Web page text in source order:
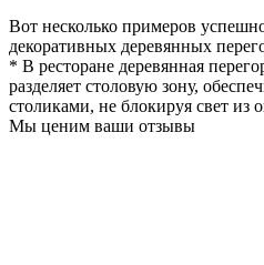
Вот несколько примеров
декоративных деревянных
* В ресторане деревянная
разделяет столовую зону,
столиками, не блокируя свет из
Мы ценим ваши отзывы